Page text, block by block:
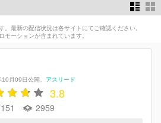
最新の配信状況は各サイトにてご確認ください。
モーションが含まれています。
10月09日公開 アスリード
3.8
2959